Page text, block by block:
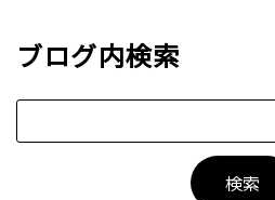
ブログ内検索